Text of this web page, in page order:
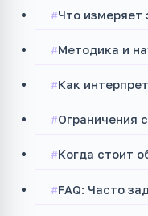
Что измеряет
Методика и
Как
Ограничения
Когда стоит
FAQ: Часто